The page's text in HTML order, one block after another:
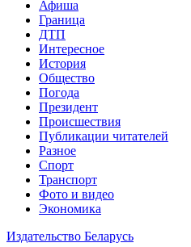
Афиша
Граница
ДТП
Интересное
История
Общество
Погода
Президент
Происшествия
Публикации читателей
Разное
Спорт
Транспорт
Фото и видео
Экономика
Издательство Беларусь